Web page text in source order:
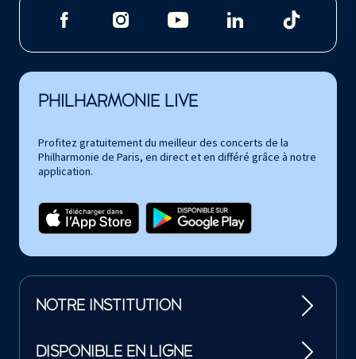
PHILHARMONIE LIVE
Profitez gratuitement du meilleur des concerts de la
Philharmonie de Paris, en direct et en différé grâce à notre
application.
NOTRE INSTITUTION
DISPONIBLE EN LIGNE